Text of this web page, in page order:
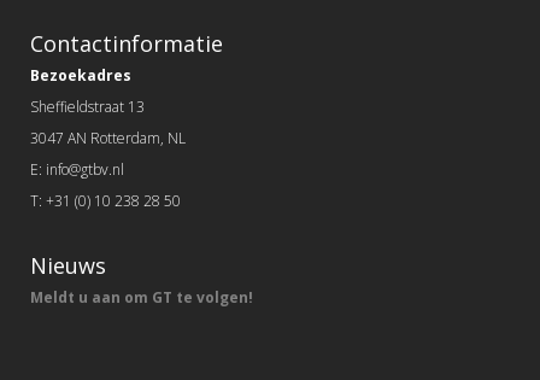
Contactinformatie
Bezoekadres
Sheffieldstraat 13
3047 AN Rotterdam, NL
E: info@gtbv.nl
T: +31 (0) 10 238 28 50
Nieuws
Meldt u aan om GT te volgen!